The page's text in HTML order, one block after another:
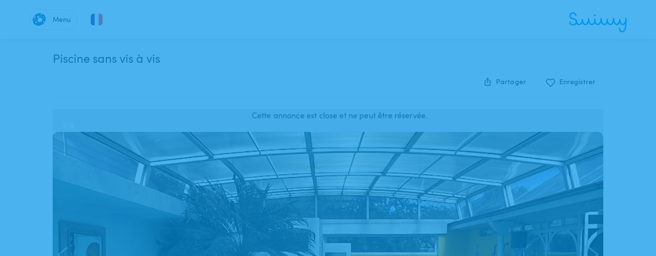
Menu
Piscine sans vis à vis
Partager Enregistrer
Cette annonce est close et ne peut être réservée.